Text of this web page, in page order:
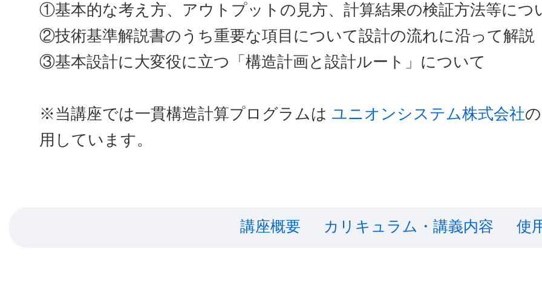
①基本的な考え方、アウトプットの見方、計算結果の検証方法等につ
②技術基準解説書のうち重要な項目について設計の流れに沿って解説
③基本設計に大変役に立つ「構造計画と設計ルート」について
※当講座では一貫構造計算プログラムは ユニオンシステム株式会社
用しています。
講座概要 カリキュラム・講義内容 使